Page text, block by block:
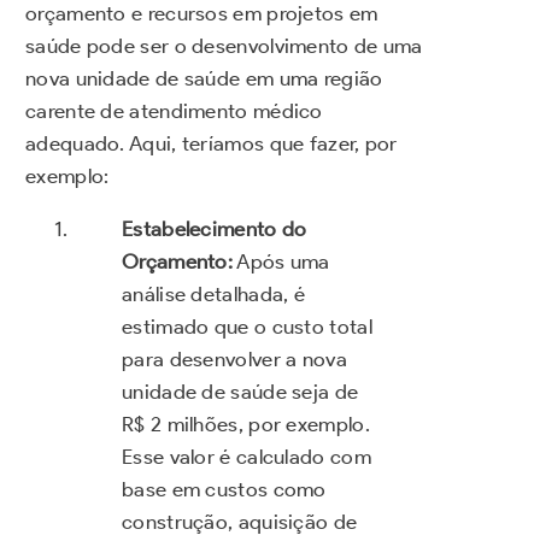
orçamento e recursos em projetos em
saúde pode ser o desenvolvimento de uma
nova unidade de saúde em uma região
carente de atendimento médico
adequado. Aqui, teríamos que fazer, por
exemplo:
Estabelecimento do
Orçamento:Após uma
análise detalhada, é
estimado que o custo total
para desenvolver a nova
unidade de saúde seja de
R$ 2 milhões, por exemplo.
Esse valor é calculado com
base em custos como
construção, aquisição de